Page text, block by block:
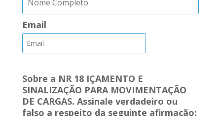
Email
Sobre a NR 18 IÇAMENTO E
SINALIZAÇÃO PARA MOVIMENTAÇÃO
DE CARGAS. Assinale verdadeiro ou
falso a respeito da seguinte afirmação: